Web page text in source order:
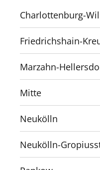
Charlottenburg-
Friedrichshain-
Marzahn-
Mitte
Neukölln
Neukölln-